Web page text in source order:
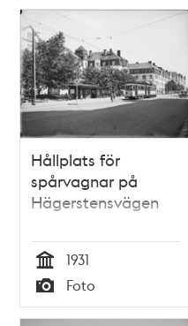
Hållplats för
spårvagnar på
Hägerstensvägen
Tid
1931
Typ
Foto